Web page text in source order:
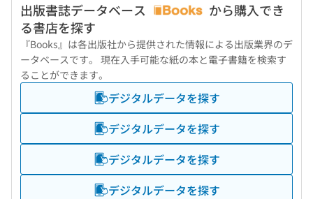
出版書誌データベース
から購入でき
る書店を探す
『Books』は各出版社から提供された情報による出版業界のデ
ータベースです。 現在入手可能な紙の本と電子書籍を検索す
ることができます。
デジタルデータを探す
デジタルデータを探す
デジタルデータを探す
デジタルデータを探す